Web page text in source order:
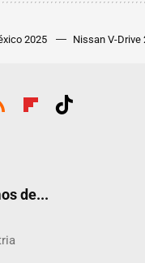
2025 Nissan V-Drive
de...